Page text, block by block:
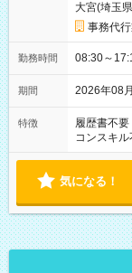
大宮(埼玉
事務代
勤務時間 08:30～
期間 2026年08
特徴 履歴書不要
コンスキル
気になる！